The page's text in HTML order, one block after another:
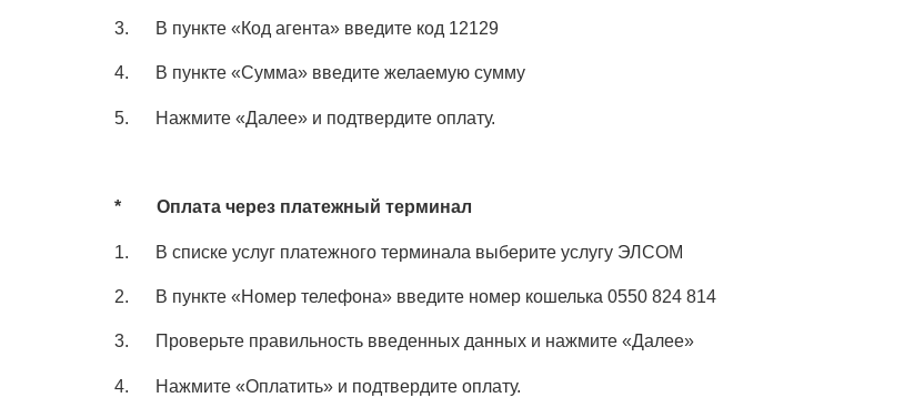
3. В пункте «Код агента» введите код 12129
4. В пункте «Сумма» введите желаемую сумму
5. Нажмите «Далее» и подтвердите оплату.
* Оплата через платежный терминал
1. В списке услуг платежного терминала выберите услугу ЭЛСОМ
2. В пункте «Номер телефона» введите номер кошелька 0550 824 814
3. Проверьте правильность введенных данных и нажмите «Далее»
4. Нажмите «Оплатить» и подтвердите оплату.